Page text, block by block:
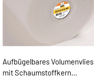
Aufbügelbares Volumenvlies
mit Schaumstoffkern